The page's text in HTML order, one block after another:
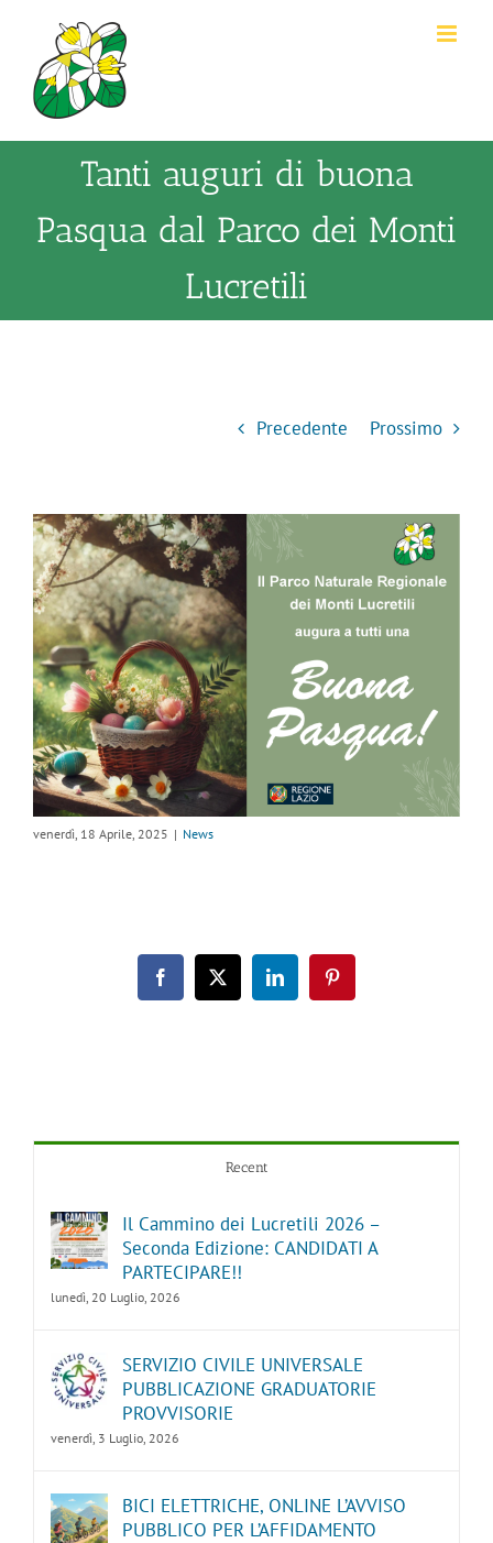
contenuto
Tanti auguri di buona
Pasqua dal Parco dei Monti
Lucretili
Precedente Prossimo
venerdì, 18 Aprile, 2025 | News
Facebook
X LinkedInPinterest
Recent
Il Cammino dei Lucretili 2026 –
Seconda Edizione: CANDIDATI A
PARTECIPARE!!
lunedì, 20 Luglio, 2026
SERVIZIO CIVILE UNIVERSALE
PUBBLICAZIONE GRADUATORIE
PROVVISORIE
venerdì, 3 Luglio, 2026
BICI ELETTRICHE, ONLINE L’AVVISO
PUBBLICO PER L’AFFIDAMENTO